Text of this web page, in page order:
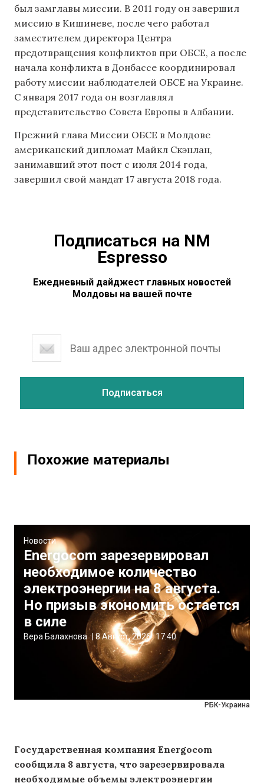
был замглавы миссии. В 2011 году он завершил
миссию в Кишиневе, после чего работал
заместителем директора Центра
предотвращения конфликтов при ОБСЕ, а после
начала конфликта в Донбассе координировал
работу миссии наблюдателей ОБСЕ на Украине.
C января 2017 года он возглавлял
представительство Совета Европы в Албании.
Прежний глава Миссии ОБСЕ в Молдове
американский дипломат Майкл Скэнлан,
занимавший этот пост с июля 2014 года,
завершил свой мандат 17 августа 2018 года.
Подписаться на NM
Espresso
Ежедневный дайджест главных новостей
Молдовы на вашей почте
Похожие материалы
РБК-Украина
Новости
Energocom зарезервировал
необходимое количество
электроэнергии на 8 августа.
Но призыв экономить остается
в силе
Вера Балахнова 8 Август, 2026 17:40
Государственная компания Energocom
сообщила 8 августа, что зарезервировала
необходимые объемы электроэнергии